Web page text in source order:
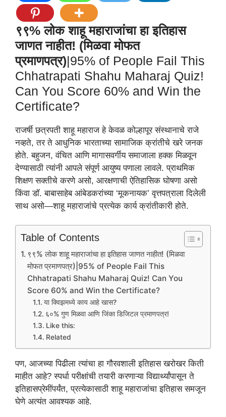
९९% लोक शाहू महाराजांचा हा इतिहास
जाणत नाहीत! (मिळवा मोफत
प्रमाणपत्र)|95% of People Fail This
Chhatrapati Shahu Maharaj Quiz!
Can You Score 60% and Win the
Certificate?
राजर्षी छत्रपती शाहू महाराज हे केवळ कोल्हापूर संस्थानाचे राजे
नव्हते, तर ते आधुनिक भारताच्या सामाजिक क्रांतीचे खरे जनक
होते. बहुजन, वंचित आणि मागासवर्गीय समाजाला हक्क मिळवून
देण्यासाठी त्यांनी आपले संपूर्ण आयुष्य पणाला लावले. प्राथमिक
शिक्षण सक्तीचे करणे असो, आरक्षणाची ऐतिहासिक घोषणा असो
किंवा डॉ. बाबासाहेब आंबेडकरांच्या ‘मूकनायक’ वृत्तपत्राला दिलेली
साथ असो—शाहू महाराजांचे प्रत्येक कार्य क्रांतीकारी होते.
Table of Contents
९९% लोक शाहू महाराजांचा हा इतिहास जाणत नाहीत! (मिळवा
मोफत प्रमाणपत्र)|95% of People Fail This
Chhatrapati Shahu Maharaj Quiz! Can You
Score 60% and Win the Certificate?
या क्विझमध्ये काय आहे खास?
६०% गुण मिळवा आणि जिंका डिजिटल प्रमाणपत्र!
Like this:
Related
पण, आजच्या पिढीला त्यांचा हा गौरवशाली इतिहास खरोखर किती
माहीत आहे? स्पर्धा परीक्षांची तयारी करणाऱ्या विद्यार्थ्यांपासून ते
इतिहासप्रेमींपर्यंत, प्रत्येकासाठी शाहू महाराजांचा इतिहास समजून
घेणे अत्यंत आवश्यक आहे.